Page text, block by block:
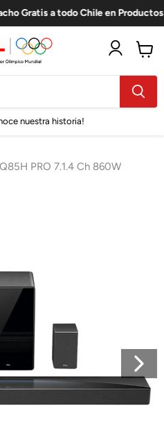
Gratis a todo Chile en Productos
nuestra historia!
carro
PRO 7.1.4 Ch 860W